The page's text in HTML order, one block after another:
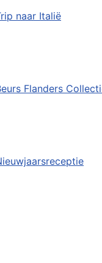
naar Italië
Flanders